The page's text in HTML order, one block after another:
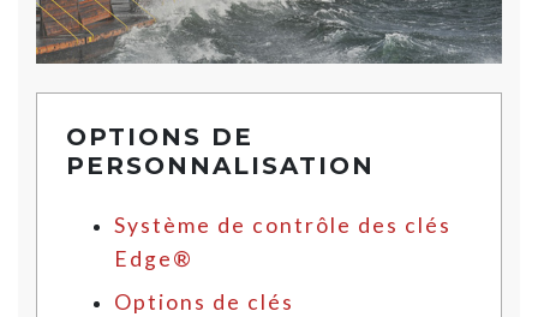
OPTIONS DE
PERSONNALISATION
Système de contrôle des clés
Edge®
Options de clés